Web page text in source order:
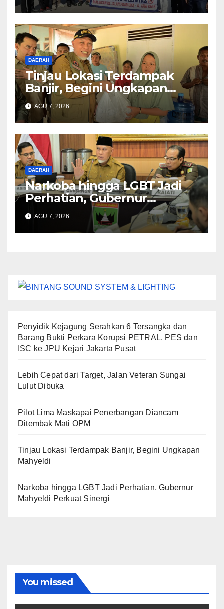
DAERAH
Tinjau Lokasi Terdampak
Banjir, Begini Ungkapan
Mahyeldi
AGU 7, 2026
DAERAH
Narkoba hingga LGBT Jadi
Perhatian, Gubernur
Mahyeldi Perkuat Sinergi
AGU 7, 2026
Penyidik Kejagung Serahkan 6 Tersangka dan
Barang Bukti Perkara Korupsi PETRAL, PES dan
ISC ke JPU Kejari Jakarta Pusat
Lebih Cepat dari Target, Jalan Veteran Sungai
Lulut Dibuka
Pilot Lima Maskapai Penerbangan Diancam
Ditembak Mati OPM
Tinjau Lokasi Terdampak Banjir, Begini Ungkapan
Mahyeldi
Narkoba hingga LGBT Jadi Perhatian, Gubernur
Mahyeldi Perkuat Sinergi
You missed